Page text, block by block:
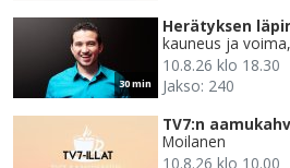
30 min
Herätyksen
kauneus ja
10.8.26 klo 18.30
Jakso: 240
TV7:n
Moilanen
10.8.26 klo 10.00